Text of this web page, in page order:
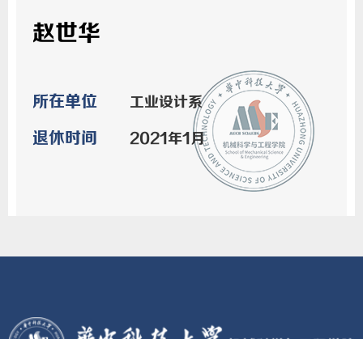
赵世华
所在单位 工业设计系
退休时间 2021年1月